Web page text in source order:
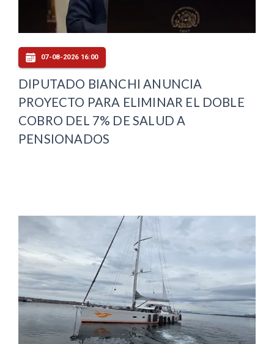
07-08-2026 16:00
DIPUTADO BIANCHI ANUNCIA
PROYECTO PARA ELIMINAR EL DOBLE
COBRO DEL 7% DE SALUD A
PENSIONADOS